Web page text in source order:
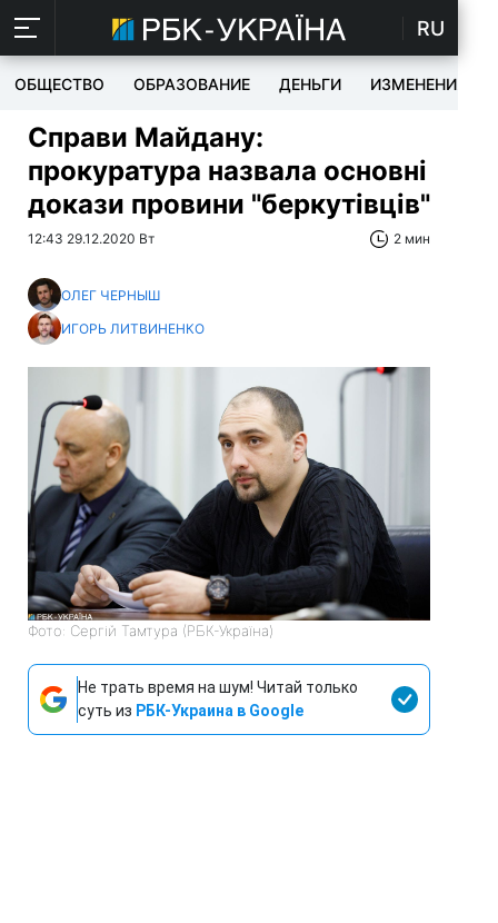
RU
ОБЩЕСТВО ОБРАЗОВАНИЕ ДЕНЬГИ ИЗМЕНЕНИЯ
Справи Майдану:
прокуратура назвала основні
докази провини "беркутівців"
12:43 29.12.2020 Вт 2 мин
ОЛЕГ ЧЕРНЫШ
ИГОРЬ ЛИТВИНЕНКО
Фото: Сергій Тамтура (РБК-Україна)
Не трать время на шум! Читай только
суть из РБК-Украина в Google